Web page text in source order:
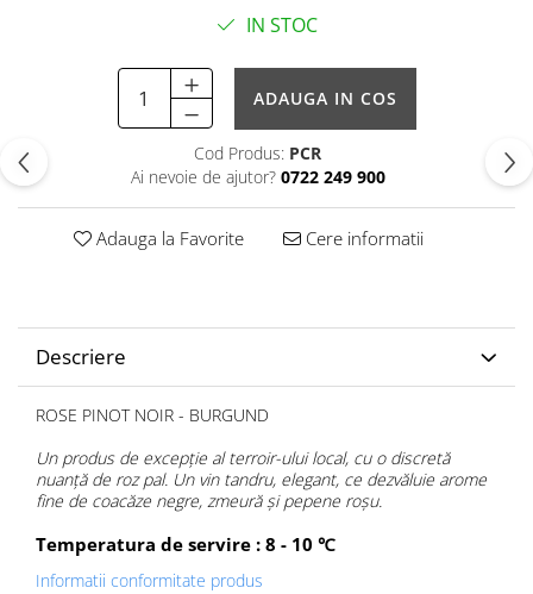
IN STOC
ADAUGA IN COS
Cod Produs: PCR
Ai nevoie de ajutor? 0722 249 900
Adauga la Favorite Cere informatii
Descriere
ROSE PINOT NOIR - BURGUND
Un produs de excepție al terroir-ului local, cu o discretă
nuanță de roz pal. Un vin tandru, elegant, ce dezvăluie arome
fine de coacăze negre, zmeură și pepene roșu.
Temperatura de servire : 8 - 10 ℃
Informatii conformitate produs